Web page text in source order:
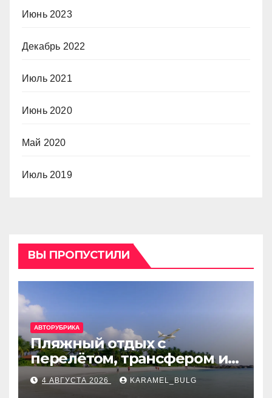
Июнь 2023
Декабрь 2022
Июль 2021
Июнь 2020
Май 2020
Июль 2019
ВЫ ПРОПУСТИЛИ
АВТОРУБРИКА
Пляжный отдых с
перелётом, трансфером и
отелем на Мальдивах, в
Турции, Греции, Таиланде
4 АВГУСТА 2026 KARAMEL_BULG